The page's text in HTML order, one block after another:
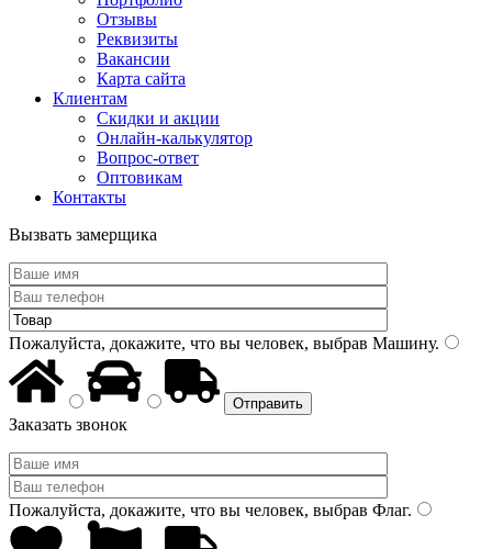
Отзывы
Реквизиты
Вакансии
Карта сайта
Клиентам
Скидки и акции
Онлайн-калькулятор
Вопрос-ответ
Оптовикам
Контакты
Вызвать замерщика
Пожалуйста, докажите, что вы человек, выбрав Машину.
Заказать звонок
Пожалуйста, докажите, что вы человек, выбрав Флаг.